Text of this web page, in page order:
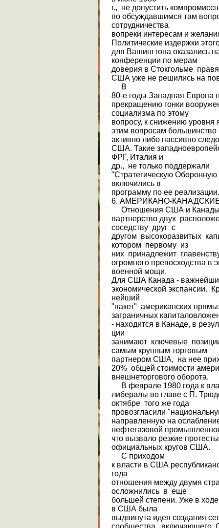
г., не допустить
по обсуждавшимся там
сотруд­ничества
вопреки интересам и
Политические издержки
для Вашингтона оказались
конференции по мерам
доверия в Стокгольме
США уже не решились на
В
80-е годы Западная Европа
прек­ращению гонки
социализма по этому
вопросу, к снижению
этим воп­росам большинство
активно либо пассивно
США. Такие
ФРГ, Италия и
др., не только поддержали
"Стратегическую
включились в
программу по ее реализации.
6. АМЕРИКАНО-
Отношения США и Канады
партнерство двух
соседству друг с
другом высокоразвитых
котором первому из
них принадлежит
огромного превосходства в
военной мощи.
Для США Канада -
экономической экспансии.
нейший
"пакет" американских
заграничных
- находится в Канаде, в
ции
занимают ключевые
самым крупным торговым
партнером США, на нее
20% общей стои­мости
внешнеторгового оборота.
В феврале 1980 года к
либералы во главе с П.
октябре того же года
провозгласили
направленную на
нефте­газовой
что вызвало резкие
официальных кругов США.
С приходом
к власти в США
года
отношения между двумя
осложнились в еще
большей степени. Уже в
в США была
выдви­нута идея создания
сообщества, включающего